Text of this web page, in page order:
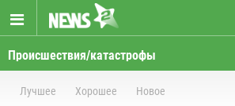
Происшествия/катастрофы
Лучшее Хорошее Новое